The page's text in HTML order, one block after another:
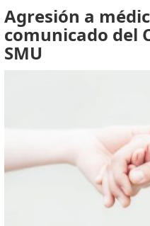
Agresión a
comunicado del
SMU